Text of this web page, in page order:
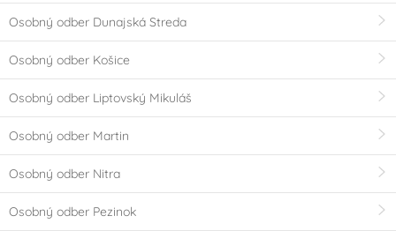
Osobný odber Dunajská Streda
Osobný odber Košice
Osobný odber Liptovský Mikuláš
Osobný odber Martin
Osobný odber Nitra
Osobný odber Pezinok